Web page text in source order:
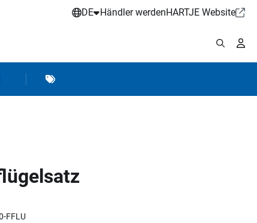
DE Händler werdenHARTJE Website
MarketingMarken
FFLU